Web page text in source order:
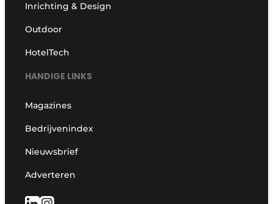
Inrichting & Design
Outdoor
HotelTech
HANDIGE LINKS
Magazines
Bedrijvenindex
Nieuwsbrief
Adverteren